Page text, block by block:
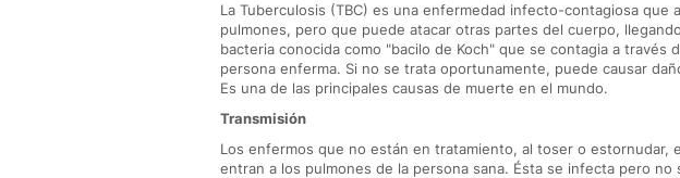
La Tuberculosis (TBC) es una enfermedad infecto-contagiosa que
pulmones, pero que puede atacar otras partes del cuerpo,
bacteria conocida como "bacilo de Koch" que se contagia a través
persona enferma. Si no se trata oportunamente, puede causar
Es una de las principales causas de muerte en el mundo.
Transmisión
Los enfermos que no están en tratamiento, al toser o estornudar,
entran a los pulmones de la persona sana. Ésta se infecta pero no